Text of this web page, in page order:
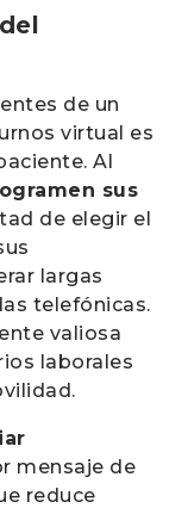
de un
virtual es
Al
sus
de elegir el
largas
telefónicas.
valiosa
laborales
mensaje de
reduce